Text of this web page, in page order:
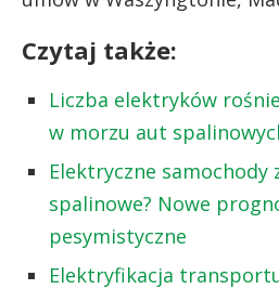
Czytaj także:
Liczba elektryków
w morzu aut
Elektryczne samochody
spalinowe? Nowe
pesymistyczne
Elektryfikacja